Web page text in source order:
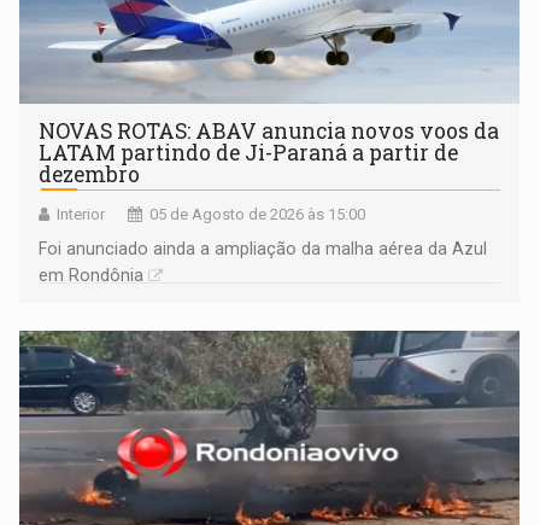
NOVAS ROTAS: ABAV anuncia novos voos da
LATAM partindo de Ji-Paraná a partir de
dezembro
Interior 05 de Agosto de 2026 às 15:00
Foi anunciado ainda a ampliação da malha aérea da Azul
em Rondônia